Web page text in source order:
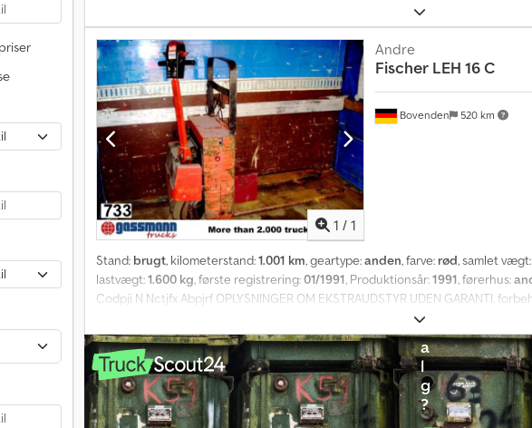
1 / 1
Bovenden 520 km
Andre
Fischer LEH 16 C
Stand: brugt, kilometerstand:1.001 km, geartype:anden, farve: rød, samlet vægt:
lastvægt:1.600 kg, første registrering:01/1991, Produktionsår:1991, førerhus:
Codpji N Nctjfx Abpjrf OPLYSNINGER OM EKSTRAUDSTYR UDEN GARANTI,
t
i
l
s
a
l
g
?